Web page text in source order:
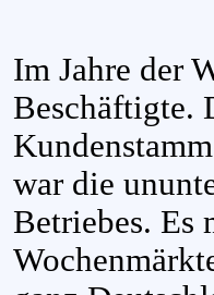
Im Jahre der
Beschäftigte.
war die
Betriebes. Es